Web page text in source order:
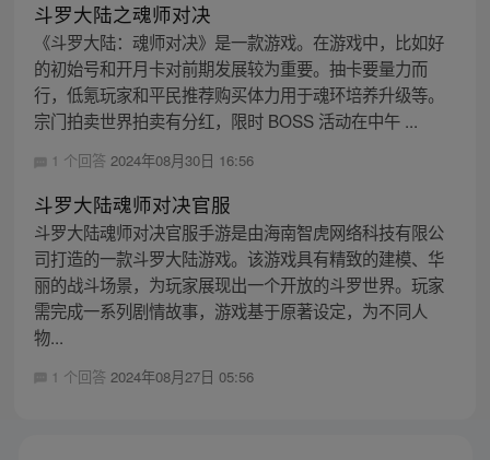
斗罗大陆之魂师对决
《斗罗大陆：魂师对决》是一款游戏。在游戏中，比如好
的初始号和开月卡对前期发展较为重要。抽卡要量力而
行，低氪玩家和平民推荐购买体力用于魂环培养升级等。
宗门拍卖世界拍卖有分红，限时 BOSS 活动在中午 ...
1 个回答 2024年08月30日 16:56
斗罗大陆魂师对决官服
斗罗大陆魂师对决官服手游是由海南智虎网络科技有限公
司打造的一款斗罗大陆游戏。该游戏具有精致的建模、华
丽的战斗场景，为玩家展现出一个开放的斗罗世界。玩家
需完成一系列剧情故事，游戏基于原著设定，为不同人
物...
1 个回答 2024年08月27日 05:56